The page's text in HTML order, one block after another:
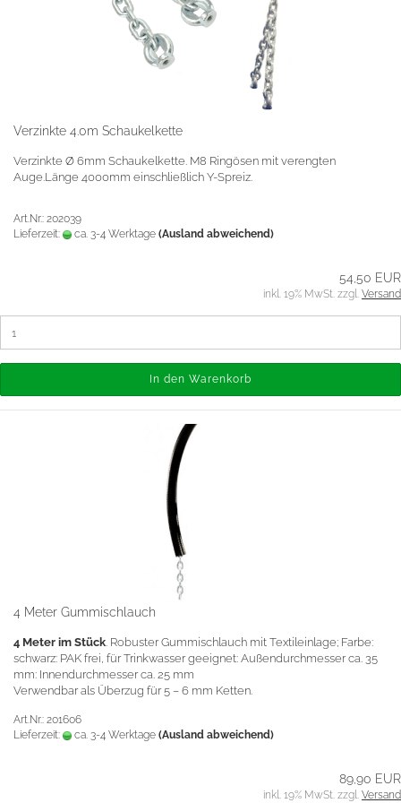
Verzinkte 4.0m Schaukelkette
Verzinkte Ø 6mm Schaukelkette. M8 Ringösen mit verengten
Auge.Länge 4000mm einschließlich Y-Spreiz.
Art.Nr.: 202039
Lieferzeit:
ca. 3-4 Werktage (Ausland abweichend)
54,50 EUR
inkl. 19% MwSt. zzgl. Versand
In den Warenkorb
4 Meter Gummischlauch
4 Meter im Stück. Robuster Gummischlauch mit Textileinlage; Farbe:
schwarz: PAK frei, für Trinkwasser geeignet: Außendurchmesser ca. 35
mm: Innendurchmesser ca. 25 mm
Verwendbar als Überzug für 5 – 6 mm Ketten.
Art.Nr.: 201606
Lieferzeit:
ca. 3-4 Werktage (Ausland abweichend)
89,90 EUR
inkl. 19% MwSt. zzgl. Versand